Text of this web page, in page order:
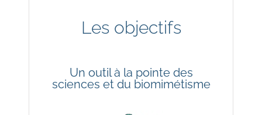
Les objectifs
Un outil à la pointe des
sciences et du biomimétisme